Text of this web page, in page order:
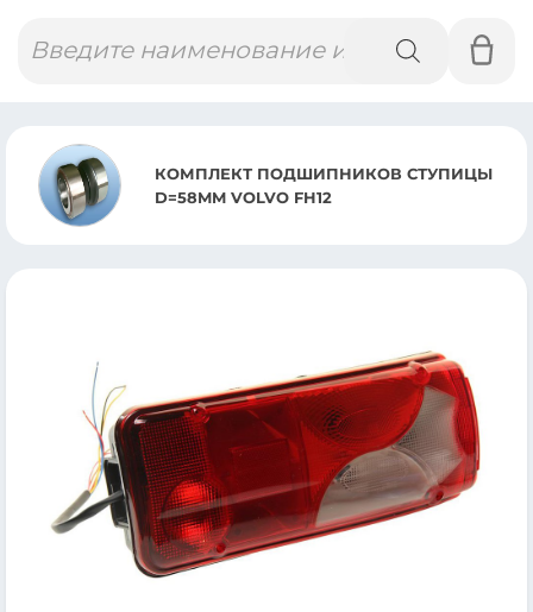
товаров
КОМПЛЕКТ ПОДШИПНИКОВ СТУПИЦЫ
D=58MM VOLVO FH12